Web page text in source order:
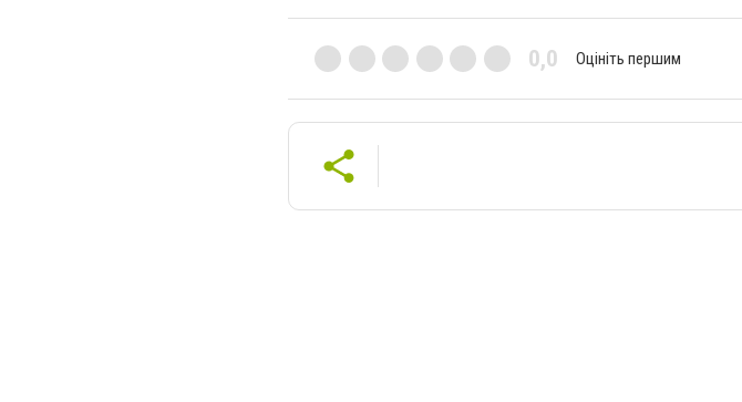
0,0 Оцініть першим